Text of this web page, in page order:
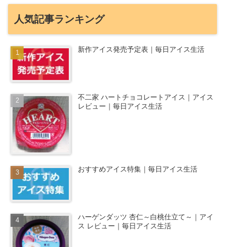
人気記事ランキング
新作アイス発売予定表｜毎日アイス生活
不二家 ハートチョコレートアイス｜アイス
レビュー｜毎日アイス生活
おすすめアイス特集｜毎日アイス生活
ハーゲンダッツ 杏仁～白桃仕立て～｜アイ
ス レビュー｜毎日アイス生活